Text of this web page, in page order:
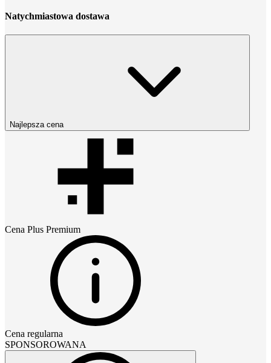
Natychmiastowa dostawa
Najlepsza cena
Cena Plus Premium
Cena regularna
SPONSOROWANA